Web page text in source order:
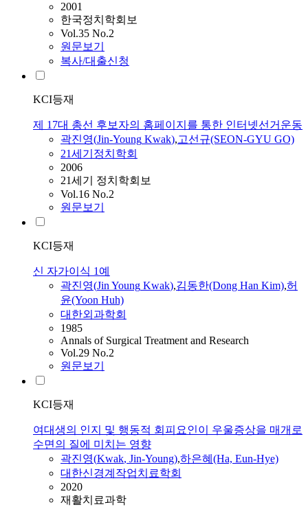
2001
한국정치학회보
Vol.35 No.2
원문보기
복사/대출신청
KCI등재
제 17대 총선 후보자의 홈페이지를 통한 인터넷선거운동
곽진영(Jin-Young Kwak),고선규(SEON-GYU GO)
21세기정치학회
2006
21세기 정치학회보
Vol.16 No.2
원문보기
KCI등재
신 자가이식 1예
곽진영(JinYoung Kwak),김동한(Dong Han Kim),허
윤(Yoon Huh)
대한외과학회
1985
Annals of Surgical Treatment and Research
Vol.29 No.2
원문보기
KCI등재
여대생의 인지 및 행동적 회피요인이 우울증상을 매개로
수면의 질에 미치는 영향
곽진영(Kwak, Jin-Young),하은혜(Ha, Eun-Hye)
대한신경계작업치료학회
2020
재활치료과학